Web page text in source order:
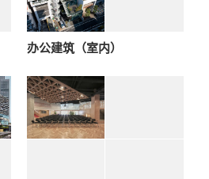
办公建筑（室内）